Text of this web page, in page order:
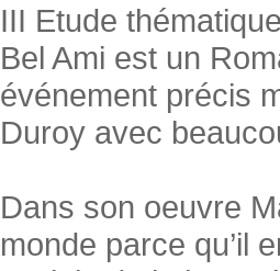
III Etude
Bel Ami est un
événement précis
Duroy avec
Dans son oeuvre
monde parce qu’il